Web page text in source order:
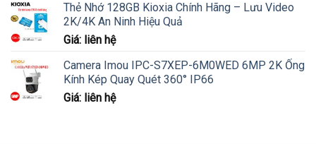
Thẻ Nhớ 128GB Kioxia Chính Hãng – Lưu Video
2K/4K An Ninh Hiệu Quả
Giá: liên hệ
Camera Imou IPC-S7XEP-6M0WED 6MP 2K Ống
Kính Kép Quay Quét 360° IP66
Giá: liên hệ